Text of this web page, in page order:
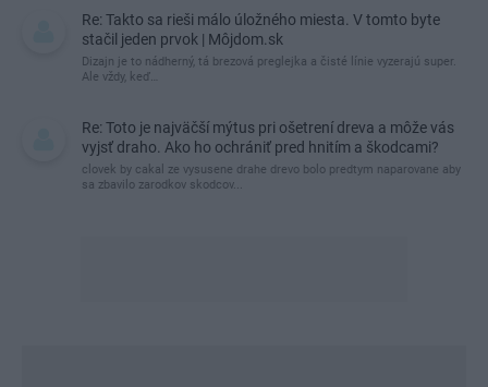
Re: Takto sa rieši málo úložného miesta. V tomto byte
stačil jeden prvok | Môjdom.sk
Dizajn je to nádherný, tá brezová preglejka a čisté línie vyzerajú super.
Ale vždy, keď…
Re: Toto je najväčší mýtus pri ošetrení dreva a môže vás
vyjsť draho. Ako ho ochrániť pred hnitím a škodcami?
clovek by cakal ze vysusene drahe drevo bolo predtym naparovane aby
sa zbavilo zarodkov skodcov...